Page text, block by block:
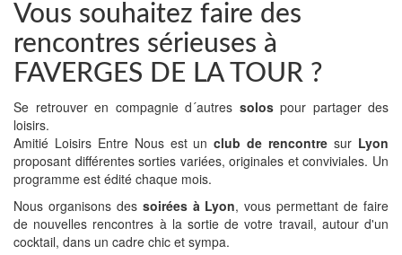
Vous souhaitez faire des
rencontres sérieuses à
FAVERGES DE LA TOUR ?
Se retrouver en compagnie d´autres solospour partager des
loisirs.
Amitié Loisirs Entre Nous est unclub de rencontre sur Lyon
proposant différentes sorties variées, originales et conviviales. Un
programme est édité chaque mois.
Nous organisons des soirées à Lyon, vous permettant de faire
de nouvelles rencontres à la sortie de votre travail, autour d'un
cocktail, dans un cadre chic et sympa.